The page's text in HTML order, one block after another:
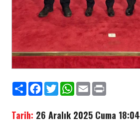
PaylaşFacebook
TwitterWhatsApp
EmailPrint
Tarih: 26 Aralık 2025 Cuma 18:04